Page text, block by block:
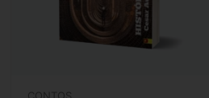
CONTOS